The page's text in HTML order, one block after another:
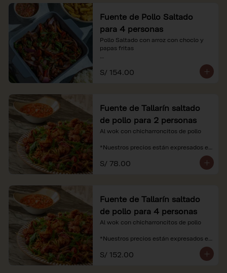
Fuente de Pollo Saltado
para 4 personas
Pollo Saltado con arroz con choclo y
papas fritas
*Nuestros precios están expresados en
soles e incluyen impuestos de ley y
S/ 154.00
Fuente de Tallarín saltado
de pollo para 2 personas
Al wok con chicharroncitos de pollo
*Nuestros precios están expresados en
recargo al consumo.
S/ 78.00
Fuente de Tallarín saltado
de pollo para 4 personas
Al wok con chicharroncitos de pollo
*Nuestros precios están expresados en
recargo al consumo.
S/ 152.00